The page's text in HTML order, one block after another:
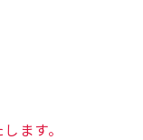
ます。